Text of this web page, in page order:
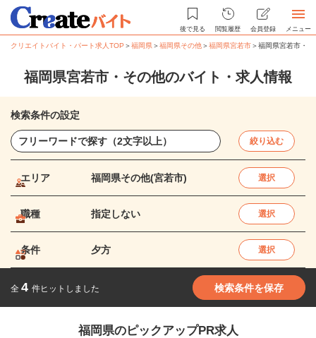
後で見る 閲覧履歴 会員登録 メニュー
クリエイトバイト・パート求人TOP ＞福岡県＞福岡県その他＞福岡県宮若市＞福岡県宮若市・
福岡県宮若市・その他のバイト・求人情報
検索条件の設定
絞り込む
エリア 福岡県その他(宮若市) 選択
職種 指定しない 選択
条件 夕方 選択
全 4 件ヒットしました 検索条件を保存
福岡県のピックアップPR求人